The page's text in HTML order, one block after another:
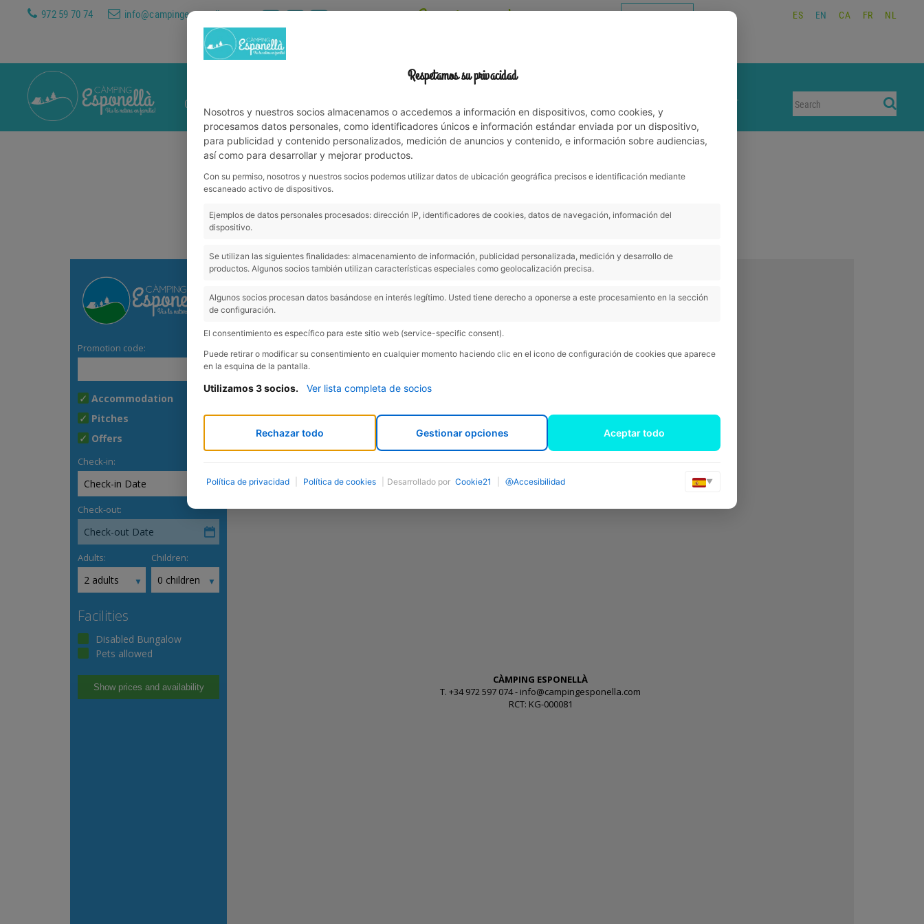
972 59 70 74 info@campingesponella.com ES EN CA FR NL
Experience nature among
CAMPSITE CONTACT
Bookings
Respetamos su privacidad
Nosotros y nuestros socios almacenamos o accedemos a información en dispositivos, como cookies, y
procesamos datos personales, como identificadores únicos e información estándar enviada por un dispositivo,
para publicidad y contenido personalizados, medición de anuncios y contenido, e información sobre audiencias,
así como para desarrollar y mejorar productos.
Con su permiso, nosotros y nuestros socios podemos utilizar datos de ubicación geográfica precisos e identificación mediante
escaneado activo de dispositivos.
Ejemplos de datos personales procesados: dirección IP, identificadores de cookies, datos de navegación, información del
dispositivo.
Se utilizan las siguientes finalidades: almacenamiento de información, publicidad personalizada, medición y desarrollo de
productos. Algunos socios también utilizan características especiales como geolocalización precisa.
Algunos socios procesan datos basándose en interés legítimo. Usted tiene derecho a oponerse a este procesamiento en la sección
de configuración.
El consentimiento es específico para este sitio web (service-specific consent).
Puede retirar o modificar su consentimiento en cualquier momento haciendo clic en el icono de configuración de cookies que aparece
en la esquina de la pantalla.
Utilizamos 3 socios. Ver lista completa de socios
Rechazar todo Gestionar opciones Aceptar todo
Política de privacidad Política de cookies Desarrollado por Cookie21 Accesibilidad ▼